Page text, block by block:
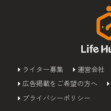
ライター募集 運営会社
広告掲載をご希望の方へ
プライバシーポリシー